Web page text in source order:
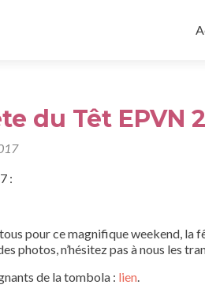
du Têt EPVN
:
pour ce magnifique weekend, la
photos, n’hésitez pas à nous les
de la tombola : lien.